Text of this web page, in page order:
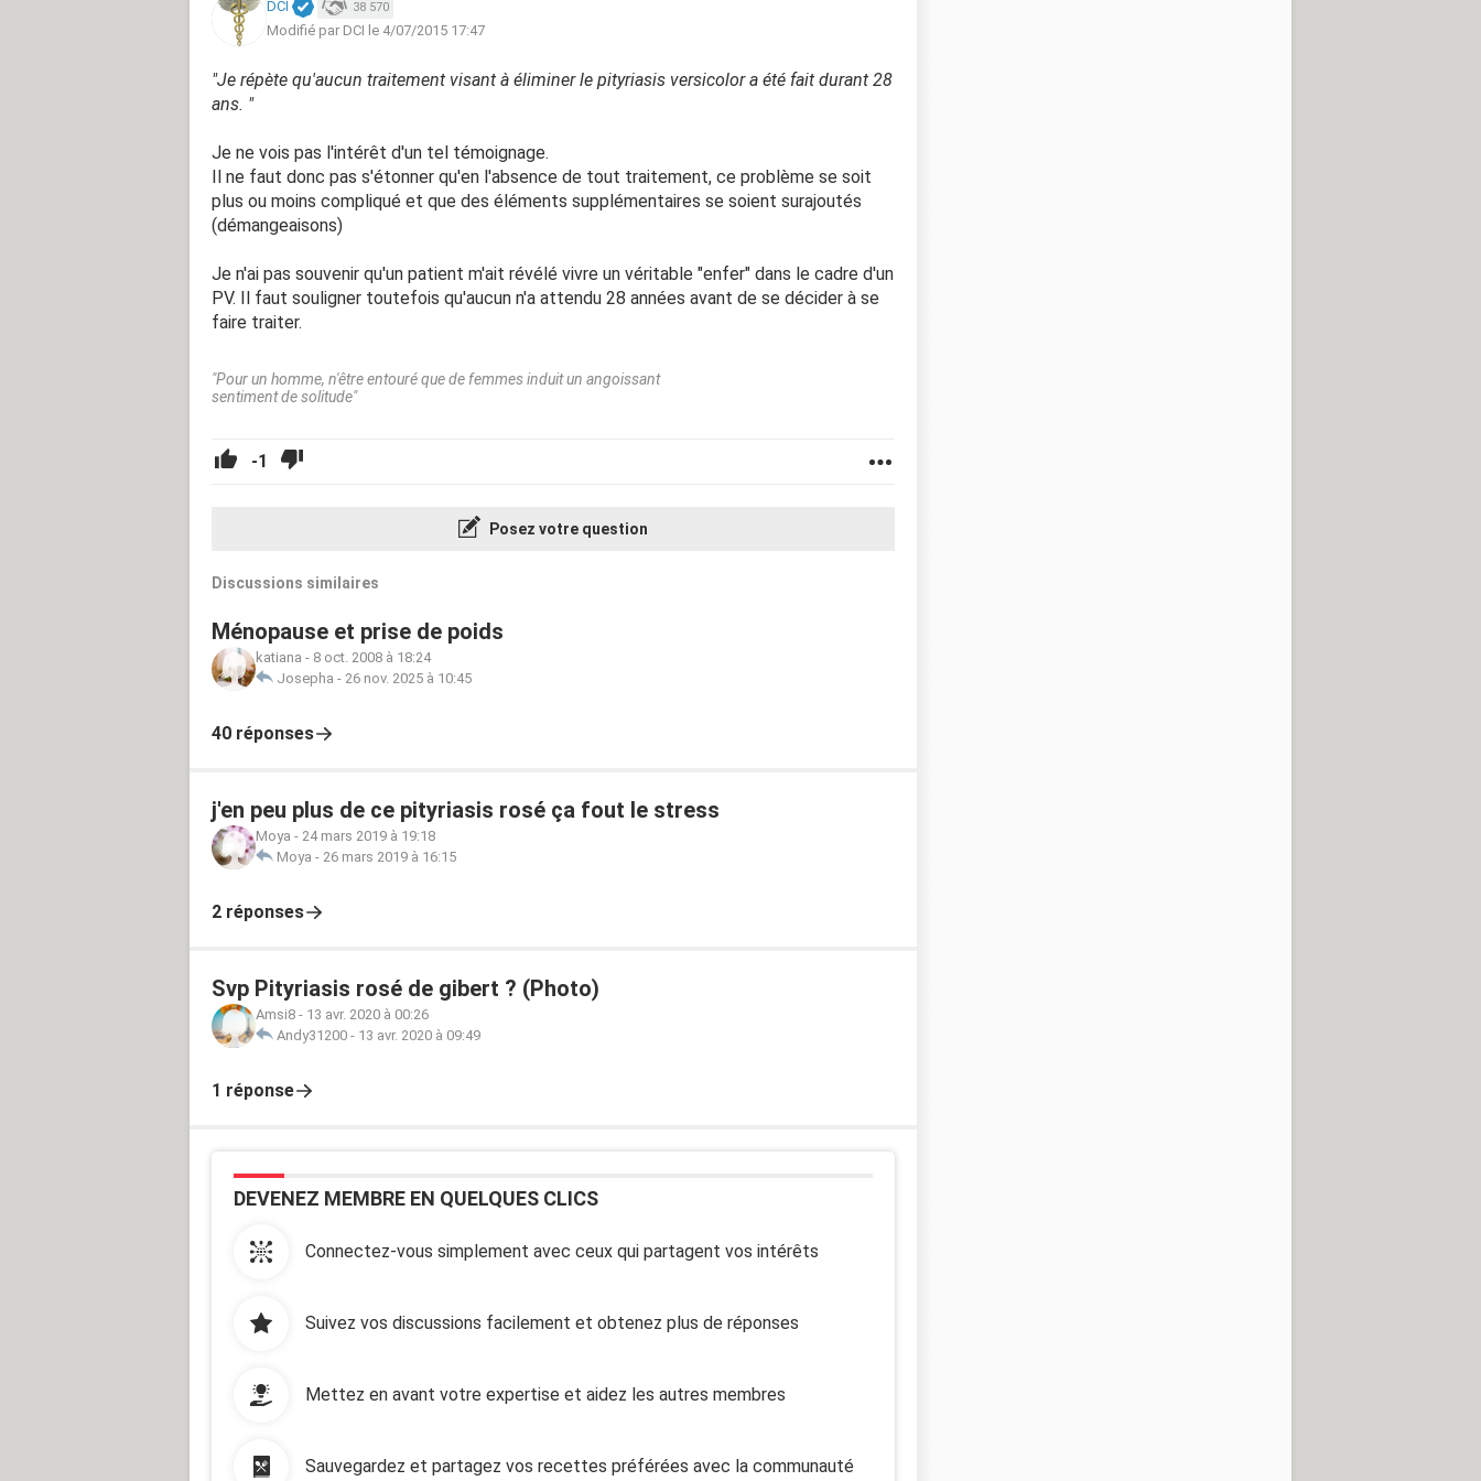
DCI 38 570
Modifié par DCI le 4/07/2015 17:47
"Je répète qu'aucun traitement visant à éliminer le pityriasis versicolor a été fait durant 28
ans. "
Je ne vois pas l'intérêt d'un tel témoignage.
Il ne faut donc pas s'étonner qu'en l'absence de tout traitement, ce problème se soit
plus ou moins compliqué et que des éléments supplémentaires se soient surajoutés
(démangeaisons)
Je n'ai pas souvenir qu'un patient m'ait révélé vivre un véritable "enfer" dans le cadre d'un
PV. Il faut souligner toutefois qu'aucun n'a attendu 28 années avant de se décider à se
faire traiter.
"Pour un homme, n'être entouré que de femmes induit un angoissant
sentiment de solitude"
-1
Posez votre question
Discussions similaires
Ménopause et prise de poids
katiana - 8 oct. 2008 à 18:24
Josepha - 26 nov. 2025 à 10:45
40 réponses
j'en peu plus de ce pityriasis rosé ça fout le stress
Moya - 24 mars 2019 à 19:18
Moya - 26 mars 2019 à 16:15
2 réponses
Svp Pityriasis rosé de gibert ? (Photo)
Amsi8 - 13 avr. 2020 à 00:26
Andy31200 - 13 avr. 2020 à 09:49
1 réponse
DEVENEZ MEMBRE EN QUELQUES CLICS
Connectez-vous simplement avec ceux qui partagent vos intérêts
Suivez vos discussions facilement et obtenez plus de réponses
Mettez en avant votre expertise et aidez les autres membres
Sauvegardez et partagez vos recettes préférées avec la communauté